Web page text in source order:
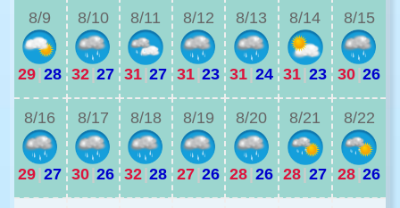
8/9
29 28
8/10
32 27
8/11
31 27
8/12
31 23
8/13
31 24
8/14
31 23
8/15
30 26
8/16
29 27
8/17
30 26
8/18
32 28
8/19
27 26
8/20
28 26
8/21
28 27
8/22
28 26